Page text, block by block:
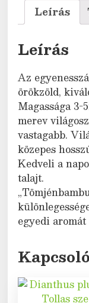
Leírás
Leírás
Az
örökzöld,
Magassága
merev
vastagabb.
közepes
Kedveli a
talajt.
egyedi aromát